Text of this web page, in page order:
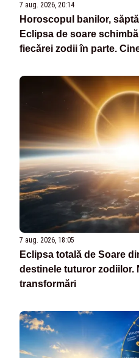
7 aug. 2026, 20:14
Horoscopul banilor,
Eclipsa de soare
fiecărei zodii în parte.
7 aug. 2026, 18:05
Eclipsa totală de Soare
destinele tuturor zodiilor.
transformări